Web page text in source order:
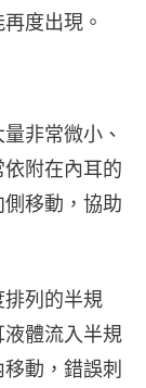
度出現。
非常微小、
附在內耳的
移動，協助
排列的半規
體流入半規
動，錯誤刺